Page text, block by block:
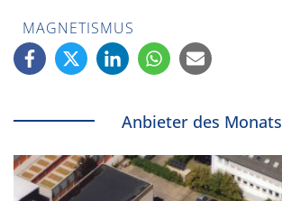
MAGNETISMUS
Anbieter des Monats